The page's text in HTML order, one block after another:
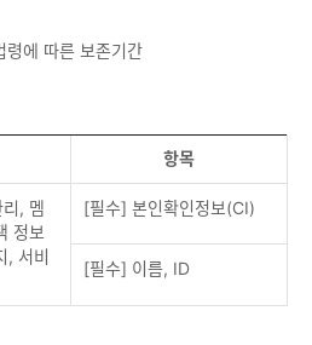
령에 따른 보존기간
항목
, 멤
정보
, 서비
[필수] 본인확인정보(CI)
[필수] 이름, ID